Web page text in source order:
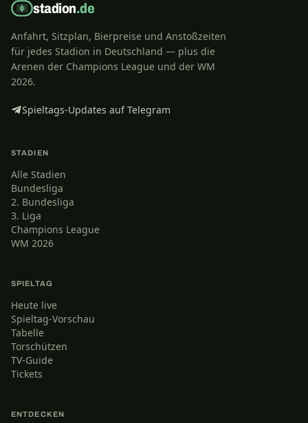
stadion.de
Anfahrt, Sitzplan, Bierpreise und Anstoßzeiten
für jedes Stadion in Deutschland — plus die
Arenen der Champions League und der WM
2026.
Spieltags-Updates auf Telegram
STADIEN
Alle Stadien
Bundesliga
2. Bundesliga
3. Liga
Champions League
WM 2026
SPIELTAG
Heute live
Spieltag-Vorschau
Tabelle
Torschützen
TV-Guide
Tickets
ENTDECKEN